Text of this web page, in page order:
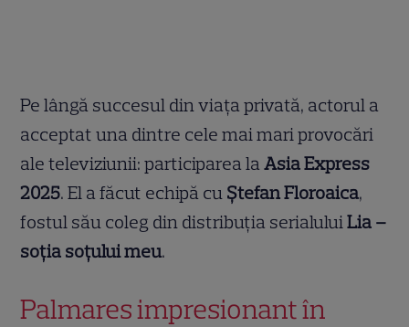
Pe lângă succesul din viața privată, actorul a
acceptat una dintre cele mai mari provocări
ale televiziunii: participarea laAsia Express
2025. El a făcut echipă cu Ștefan Floroaica,
fostul său coleg din distribuția serialuluiLia –
soția soțului meu.
Palmares impresionant în